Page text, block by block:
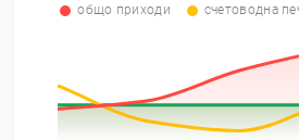
общо приходи счетоводна